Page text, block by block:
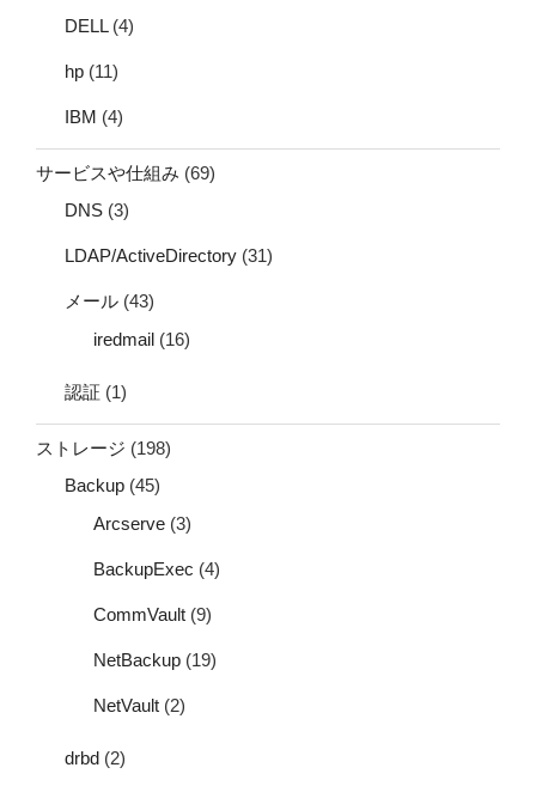
DELL(4)
hp (11)
IBM (4)
サービスや仕組み (69)
DNS (3)
LDAP/ActiveDirectory (31)
メール (43)
iredmail (16)
認証 (1)
ストレージ (198)
Backup (45)
Arcserve (3)
BackupExec (4)
CommVault (9)
NetBackup (19)
NetVault (2)
drbd (2)